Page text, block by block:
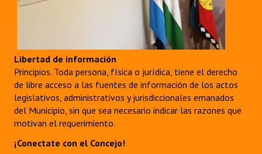
Libertad de información
Principios. Toda persona, física o jurídica, tiene el derecho
de libre acceso a las fuentes de información de los actos
legislativos, administrativos y jurisdiccionales emanados
del Municipio, sin que sea necesario indicar las razones que
motivan el requerimiento.
¡Conectate con el Concejo!